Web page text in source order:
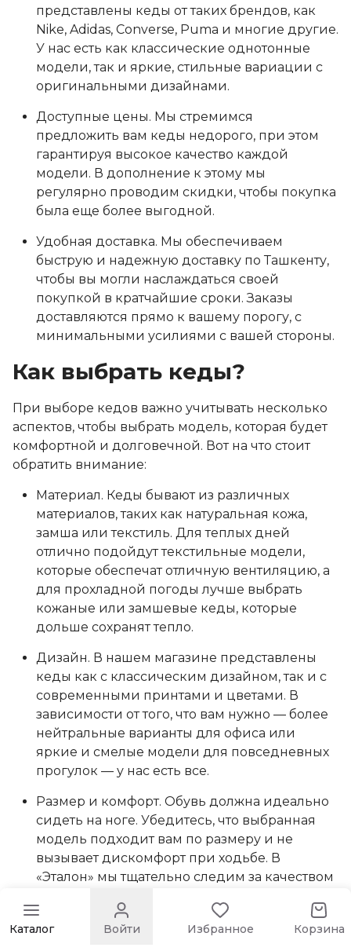
представлены кеды от таких брендов, как
Nike, Adidas, Converse, Puma и многие другие.
У нас есть как классические однотонные
модели, так и яркие, стильные вариации с
оригинальными дизайнами.
Доступные цены. Мы стремимся
предложить вам кеды недорого, при этом
гарантируя высокое качество каждой
модели. В дополнение к этому мы
регулярно проводим скидки, чтобы покупка
была еще более выгодной.
Удобная доставка. Мы обеспечиваем
быструю и надежную доставку по Ташкенту,
чтобы вы могли наслаждаться своей
покупкой в кратчайшие сроки. Заказы
доставляются прямо к вашему порогу, с
минимальными усилиями с вашей стороны.
Как выбрать кеды?
При выборе кедов важно учитывать несколько
аспектов, чтобы выбрать модель, которая будет
комфортной и долговечной. Вот на что стоит
обратить внимание:
Материал. Кеды бывают из различных
материалов, таких как натуральная кожа,
замша или текстиль. Для теплых дней
отлично подойдут текстильные модели,
которые обеспечат отличную вентиляцию, а
для прохладной погоды лучше выбрать
кожаные или замшевые кеды, которые
дольше сохранят тепло.
Дизайн. В нашем магазине представлены
кеды как с классическим дизайном, так и с
современными принтами и цветами. В
зависимости от того, что вам нужно — более
нейтральные варианты для офиса или
яркие и смелые модели для повседневных
прогулок — у нас есть все.
Размер и комфорт. Обувь должна идеально
сидеть на ноге. Убедитесь, что выбранная
модель подходит вам по размеру и не
вызывает дискомфорт при ходьбе. В
«Эталон» мы тщательно следим за качеством
комфортно.
Каталог Войти Избранное Корзина